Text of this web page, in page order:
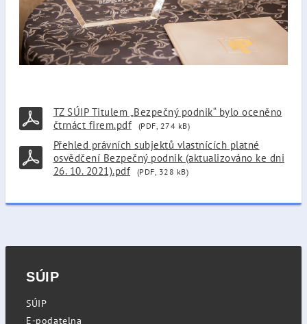
TZ SÚIP Titulem „Bezpečný podnik“ bylo oceněno
čtrnáct firem.pdf
(PDF, 274 kB)
Přehled právních subjektů vlastnících platné
osvědčení Bezpečný podnik (aktualizováno ke dni
26. 10. 2021).pdf
(PDF, 328 kB)
SÚIP
SÚIP
E-podatelna